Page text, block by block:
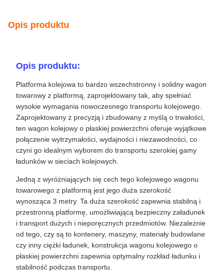
Opis produktu
Opis produktu:
Platforma kolejowa to bardzo wszechstronny i solidny wagon
towarowy z platformą, zaprojektowany tak, aby spełniać
wysokie wymagania nowoczesnego transportu kolejowego.
Zaprojektowany z precyzją i zbudowany z myślą o trwałości,
ten wagon kolejowy o płaskiej powierzchni oferuje wyjątkowe
połączenie wytrzymałości, wydajności i niezawodności, co
czyni go idealnym wyborem do transportu szerokiej gamy
ładunków w sieciach kolejowych.
Jedną z wyróżniających się cech tego kolejowego wagonu
towarowego z platformą jest jego duża szerokość
wynosząca 3 metry. Ta duża szerokość zapewnia stabilną i
przestronną platformę, umożliwiającą bezpieczny załadunek
i transport dużych i nieporęcznych przedmiotów. Niezależnie
od tego, czy są to kontenery, maszyny, materiały budowlane
czy inny ciężki ładunek, konstrukcja wagonu kolejowego o
płaskiej powierzchni zapewnia optymalny rozkład ładunku i
stabilność podczas transportu.